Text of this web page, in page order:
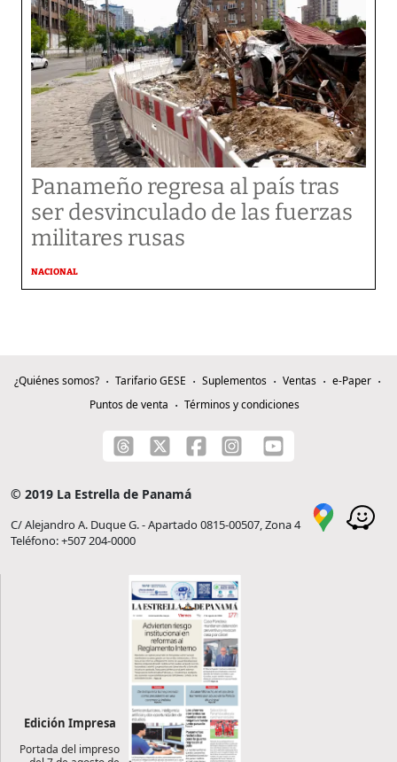
Panameño regresa al país tras
ser desvinculado de las fuerzas
militares rusas
NACIONAL
¿Quiénes somos? Tarifario GESE Suplementos Ventas
e-Paper
Puntos de venta
Términos y condiciones
© 2019 La Estrella de Panamá
C/ Alejandro A. Duque G. - Apartado 0815-00507, Zona 4
Teléfono: +507 204-0000
Edición Impresa
Portada del impreso